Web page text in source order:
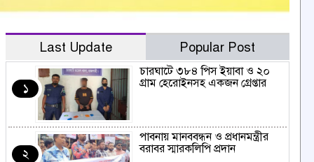
Last Update Popular Post
১
চারঘাটে ৩৮৪ পিস ইয়াবা ও ২০
গ্রাম হেরোইনসহ একজন গ্রেপ্তার
২
পাবনায় মানববন্ধন ও প্রধানমন্ত্রীর
বরাবর স্মারকলিপি প্রদান